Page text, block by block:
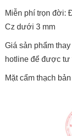
Miễn phí trọn đời:
Cz dưới 3 mm
Giá sản phẩm
hotline để được tư
Mặt cẩm thạch